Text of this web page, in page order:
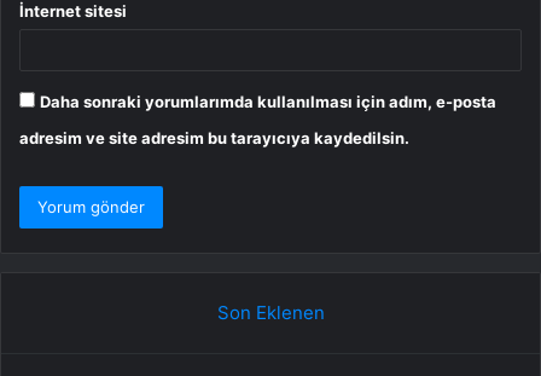
İnternet sitesi
Daha sonraki yorumlarımda kullanılması için adım, e-posta
adresim ve site adresim bu tarayıcıya kaydedilsin.
Son Eklenen